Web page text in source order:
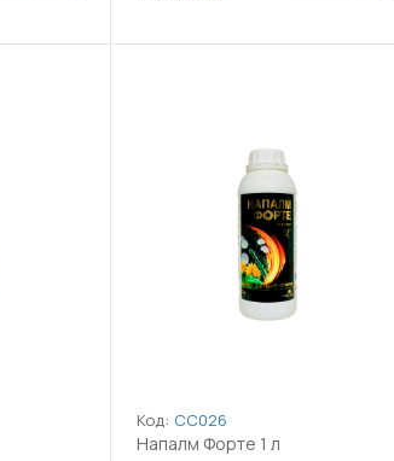
Код: СС026
Напалм Форте 1 л